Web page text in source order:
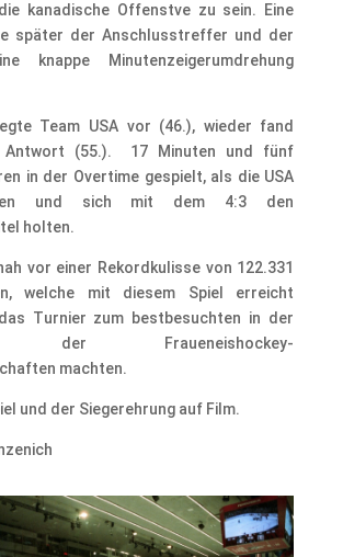
kanadische Offenstve zu sein. Eine
später der Anschlusstreffer und der
knappe Minutenzeigerumdrehung
Team USA vor (46.), wieder fand
Antwort (55.). 17 Minuten und fünf
in der Overtime gespielt, als die USA
und sich mit dem 4:3 den
holten.
vor einer Rekordkulisse von 122.331
welche mit diesem Spiel erreicht
Turnier zum bestbesuchten in der
der Fraueneishockey-
machten.
und der Siegerehrung auf Film.